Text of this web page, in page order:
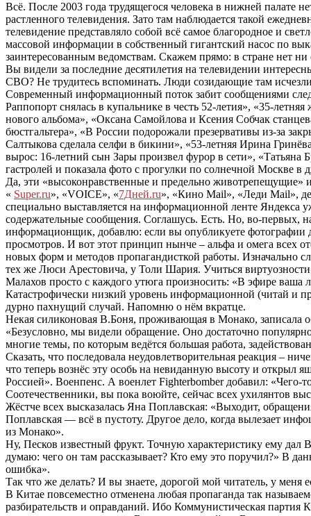
Всё. После 2003 года трудящегося человека в нижней палате
растленного телевидения. Зато там наблюдается такой
телевидение представляло собой всё самое благородное и
массовой информации в собственный гигантский насос по
заинтересованным ведомствам. Скажем прямо: в стране нет
Вы видели за последние десятилетия на телевидении
СВО? Не трудитесь вспоминать. Люди созидающие там
Современный информационный поток забит сообщениями
Раппопорт снялась в купальнике в честь 52-летия», «35-
нового альбома», «Оксана Самойлова и Ксения Собчак
бюстгальтера», «В России подорожали презервативы из-за
Салтыкова сделала селфи в бикини», «53-летняя Ирина
вырос: 16-летний сын Зары произвел фурор в сети», «Татьяна
гастролей и показала фото с прогулки по солнечной Москве
Да, эти «высоконравственные и предельно животрепещущие»
« Super.ru», «VOICE», «7Дней.ru», «Кино Mail», «Леди Mail»,
специально выставляется на информационной ленте Яндекса
содержательные сообщения. Соглашусь. Есть. Но, во-первых,
информационщик, добавлю: если вы опубликуете фотографии
просмотров. И вот этот принцип нынче – альфа и омега всех
новых форм и методов пропагандисткой работы. Изначально
тех же Люси Арестовича, у Толи Шария. Учиться
Малахов просто с каждого утюга произносить: «В эфире ваша
Катастрофически низкий уровень информационной (читай и
дурно пахнущий случай. Напомню о нём вкратце.
Некая силиконовая В.Боня, проживающая в Монако, записала
«Безусловно, мы видели обращение. Оно достаточно
многие темы, по которым ведётся большая работа,
Сказать, что последовала неудовлетворительная реакция –
что теперь вознёс эту особь на невиданную высоту и открыл
Россией». Военпенс. А военлет Fighterbomber добавил: «Чего-
Соотечественники, вы пока воюйте, сейчас всех ухилянтов
Жёстче всех высказалась Яна Поплавская: «Выходит,
Поплавская — всё в пустоту. Другое дело, когда вылезает
из Монако».
Ну, Песков известный фрукт. Точную характеристику ему
думаю: чего он там рассказывает? Кто ему это поручил?» В
ошибка».
Так что же делать? И вы знаете, дорогой мой читатель, у меня
В Китае повсеместно отменена любая пропаганда так
разбирательств и оправданий. Ибо Коммунистическая